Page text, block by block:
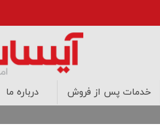
درب های اتاقی
خدمات پس از فروش درباره ما